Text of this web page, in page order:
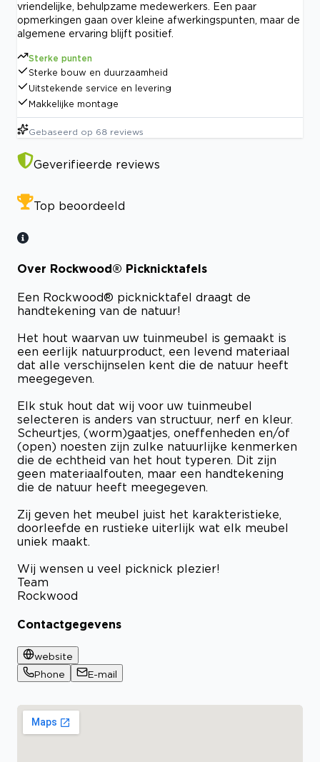
vriendelijke, behulpzame medewerkers. Een paar
opmerkingen gaan over kleine afwerkingspunten, maar de
algemene ervaring blijft positief.
Sterke punten
Sterke bouw en duurzaamheid
Uitstekende service en levering
Makkelijke montage
Gebaseerd op 68 reviews
Geverifieerde reviews
Top beoordeeld
Over Rockwood® Picknicktafels
Een Rockwood® picknicktafel draagt de
handtekening van de natuur!
Het hout waarvan uw tuinmeubel is gemaakt is
een eerlijk natuurproduct, een levend materiaal
dat alle verschijnselen kent die de natuur heeft
meegegeven.
Elk stuk hout dat wij voor uw tuinmeubel
selecteren is anders van structuur, nerf en kleur.
Scheurtjes, (worm)gaatjes, oneffenheden en/of
(open) noesten zijn zulke natuurlijke kenmerken
die de echtheid van het hout typeren. Dit zijn
geen materiaalfouten, maar een handtekening
die de natuur heeft meegegeven.
Zij geven het meubel juist het karakteristieke,
doorleefde en rustieke uiterlijk wat elk meubel
uniek maakt.
Wij wensen u veel picknick plezier!
Team
Rockwood
Contactgegevens
website
Phone
E-mail